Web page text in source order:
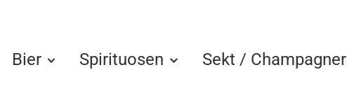
Bier Spirituosen Sekt / Champagner